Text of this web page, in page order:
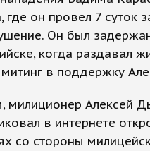
где он провел 7 суток
Он был
когда раздавал
в поддержку
милиционер Алексей
в интернете
со стороны